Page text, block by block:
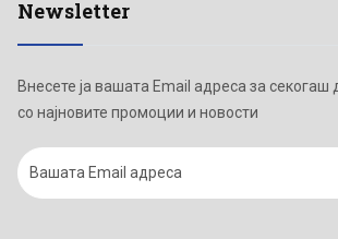
Newsletter
Внесете ја вашата Email адреса за секогаш
со најновите промоции и новости